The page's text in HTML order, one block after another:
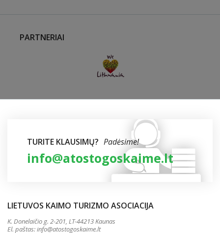
PARTNERIAI
TURITE KLAUSIMŲ? Padėsime!
info@atostogoskaime.lt
LIETUVOS KAIMO TURIZMO ASOCIACIJA
K. Donelaičio g. 2-201, LT-44213 Kaunas
El. paštas:info@atostogoskaime.lt